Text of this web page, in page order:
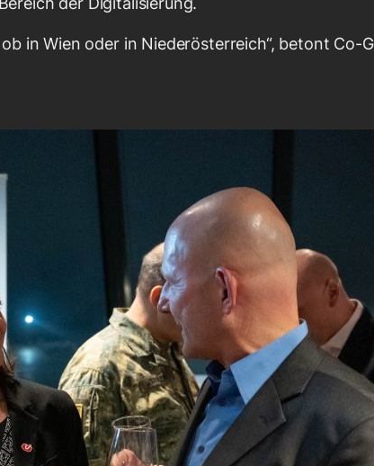
in Wien oder in Niederösterreich“, betont Co-